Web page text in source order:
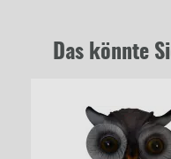
Das könnte